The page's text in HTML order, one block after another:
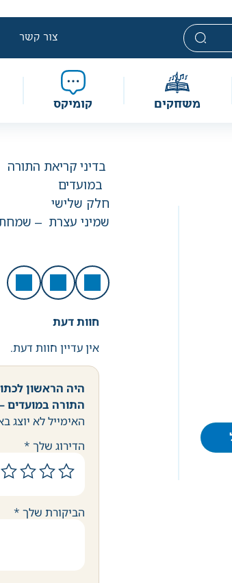
במסגרת מדיניות תמחור מוזלת, ואינם נחשבים
מוגבלת וע״פ התקנות.
צור קשר
משחקים קומיקס
בדיני קריאת התורה
במועדים
חלק שלישי
שמיני עצרת –
חוות דעת
אין עדיין חוות דעת.
היה הראשון
התורה במועדים
האימייל לא יוצג
הדירוג שלך *
הביקורת שלך *